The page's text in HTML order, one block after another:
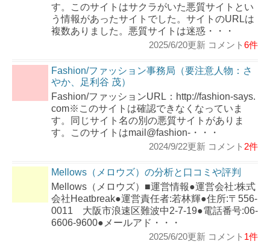
す。このサイトはサクラがいた悪質サイトとい
う情報があったサイトでした。サイトのURLは
複数ありました。悪質サイトは迷惑・・・
2025/6/20更新 コメント 6件
Fashion/ファッション事務局（要注意人物：さ
やか、足利谷 茂）
Fashion/ファッションURL：http://fashion-says.
com※このサイトは確認できなくなっていま
す。同じサイト名の別の悪質サイトがありま
す。このサイトはmail@fashion-・・・
2024/9/22更新 コメント 2件
Mellows（メロウズ）の分析と口コミや評判
Mellows（メロウズ）■運営情報●運営会社:株式
会社Heatbreak●運営責任者:若林輝●住所:〒556-
0011 大阪市浪速区難波中2-7-19●電話番号:06-
6606-9600●メールアド・・・
2025/6/20更新 コメント 1件